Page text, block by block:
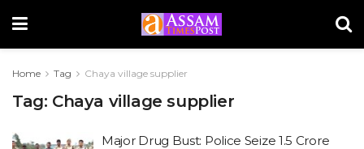
Home Tag Chaya village supplier
Tag: Chaya village supplier
Major Drug Bust: Police Seize 1.5 Crore